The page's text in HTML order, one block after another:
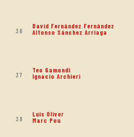
36
David Fernández Fernández
Alfonso Sánchez Arriaga
37
Teo Gamondi
Ignacio Archieri
38
Luis Oliver
Marc Pou